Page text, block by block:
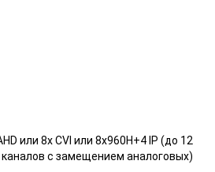
или 8x CVI или 8х960H+4 IP (до 12
каналов с замещением аналоговых)